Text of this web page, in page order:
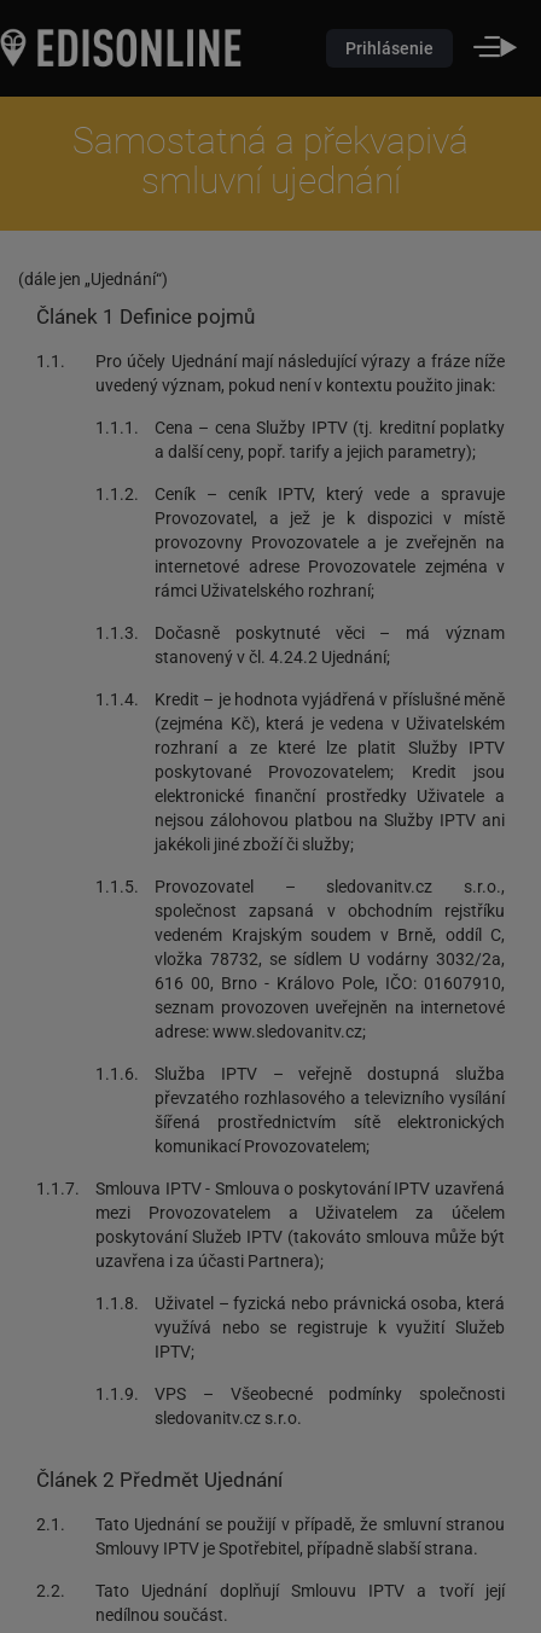
Prihlásenie
Samostatná a překvapivá
smluvní ujednání
(dále jen „Ujednání“)
Článek 1 Definice pojmů
1.1.
Pro účely Ujednání mají následující výrazy a fráze níže
uvedený význam, pokud není v kontextu použito jinak:
1.1.1.
Cena – cena Služby IPTV (tj. kreditní poplatky
a další ceny, popř. tarify a jejich parametry);
1.1.2.
Ceník – ceník IPTV, který vede a spravuje
Provozovatel, a jež je k dispozici v místě
provozovny Provozovatele a je zveřejněn na
internetové adrese Provozovatele zejména v
rámci Uživatelského rozhraní;
1.1.3.
Dočasně poskytnuté věci – má význam
stanovený v čl. 4.24.2 Ujednání;
1.1.4.
Kredit – je hodnota vyjádřená v příslušné měně
(zejména Kč), která je vedena v Uživatelském
rozhraní a ze které lze platit Služby IPTV
poskytované Provozovatelem; Kredit jsou
elektronické finanční prostředky Uživatele a
nejsou zálohovou platbou na Služby IPTV ani
jakékoli jiné zboží či služby;
1.1.5.
Provozovatel – sledovanitv.cz s.r.o.,
společnost zapsaná v obchodním rejstříku
vedeném Krajským soudem v Brně, oddíl C,
vložka 78732, se sídlem U vodárny 3032/2a,
616 00, Brno - Královo Pole, IČO: 01607910,
seznam provozoven uveřejněn na internetové
adrese: www.sledovanitv.cz;
1.1.6.
Služba IPTV – veřejně dostupná služba
převzatého rozhlasového a televizního vysílání
šířená prostřednictvím sítě elektronických
komunikací Provozovatelem;
1.1.7.
Smlouva IPTV - Smlouva o poskytování IPTV uzavřená
mezi Provozovatelem a Uživatelem za účelem
poskytování Služeb IPTV (takováto smlouva může být
uzavřena i za účasti Partnera);
1.1.8.
Uživatel – fyzická nebo právnická osoba, která
využívá nebo se registruje k využití Služeb
IPTV;
1.1.9.
VPS – Všeobecné podmínky společnosti
sledovanitv.cz s.r.o.
Článek 2 Předmět Ujednání
2.1.
Tato Ujednání se použijí v případě, že smluvní stranou
Smlouvy IPTV je Spotřebitel, případně slabší strana.
2.2.
Tato Ujednání doplňují Smlouvu IPTV a tvoří její
nedílnou součást.